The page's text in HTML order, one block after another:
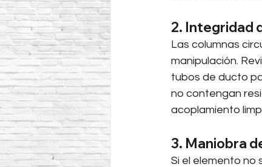
2. Integridad
Las columnas
manipulación.
tubos de ducto
no contengan
acoplamiento
3. Maniobra
Si el elemento no